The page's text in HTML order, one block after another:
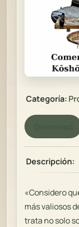
Categoría:
Descripción:
«Considero
más valiosos
trata no solo